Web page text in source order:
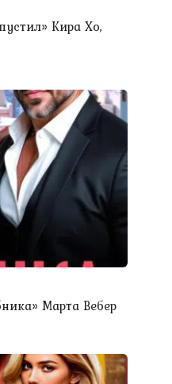
Кира Хо,
Марта Вебер